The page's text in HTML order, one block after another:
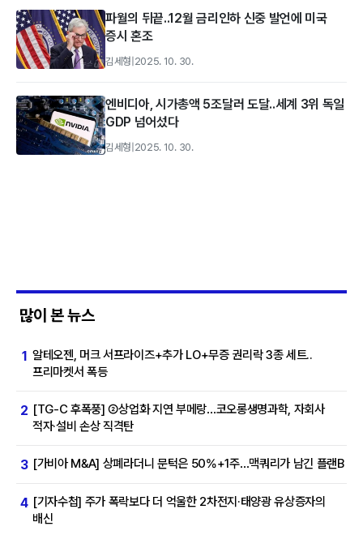
파월의 뒤끝..12월 금리인하 신중 발언에 미국
증시 혼조
김세형 2025. 10. 30.
엔비디아, 시가총액 5조달러 도달..세계 3위 독일
GDP 넘어섰다
김세형 2025. 10. 30.
많이 본 뉴스
1 알테오젠, 머크 서프라이즈+추가 LO+무증 권리락 3종 세트..
프리마켓서 폭등
2 [TG-C 후폭풍] ②상업화 지연 부메랑…코오롱생명과학, 자회사
적자·설비 손상 직격탄
3 [가비아 M&A] 상폐라더니 문턱은 50%+1주…맥쿼리가 남긴 플랜B
4 [기자수첩] 주가 폭락보다 더 억울한 2차전지·태양광 유상증자의
배신